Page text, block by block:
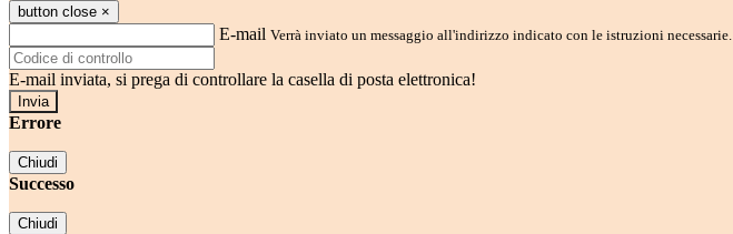
button close ×
E-mail Verrà inviato un messaggio all'indirizzo indicato con le istruzioni necessarie.
E-mail inviata, si prega di controllare la casella di posta elettronica!
Errore
Chiudi
Successo
Chiudi